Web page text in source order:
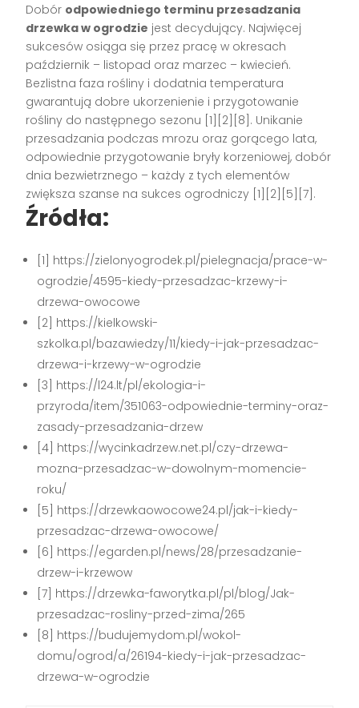
Dobór odpowiedniego terminu przesadzania
drzewka w ogrodzie jest decydujący. Najwięcej
sukcesów osiąga się przez pracę w okresach
październik – listopad oraz marzec – kwiecień.
Bezlistna faza rośliny i dodatnia temperatura
gwarantują dobre ukorzenienie i przygotowanie
rośliny do następnego sezonu [1][2][8] . Unikanie
przesadzania podczas mrozu oraz gorącego lata,
odpowiednie przygotowanie bryły korzeniowej, dobór
dnia bezwietrznego – każdy z tych elementów
zwiększa szanse na sukces ogrodniczy [1][2][5][7] .
Źródła:
[1] https://zielonyogrodek.pl/pielegnacja/prace-w-
ogrodzie/4595-kiedy-przesadzac-krzewy-i-
drzewa-owocowe
[2] https://kielkowski-
szkolka.pl/bazawiedzy/11/kiedy-i-jak-przesadzac-
drzewa-i-krzewy-w-ogrodzie
[3] https://l24.lt/pl/ekologia-i-
przyroda/item/351063-odpowiednie-terminy-oraz-
zasady-przesadzania-drzew
[4] https://wycinkadrzew.net.pl/czy-drzewa-
mozna-przesadzac-w-dowolnym-momencie-
roku/
[5] https://drzewkaowocowe24.pl/jak-i-kiedy-
przesadzac-drzewa-owocowe/
[6] https://egarden.pl/news/28/przesadzanie-
drzew-i-krzewow
[7] https://drzewka-faworytka.pl/pl/blog/Jak-
przesadzac-rosliny-przed-zima/265
[8] https://budujemydom.pl/wokol-
domu/ogrod/a/26194-kiedy-i-jak-przesadzac-
drzewa-w-ogrodzie